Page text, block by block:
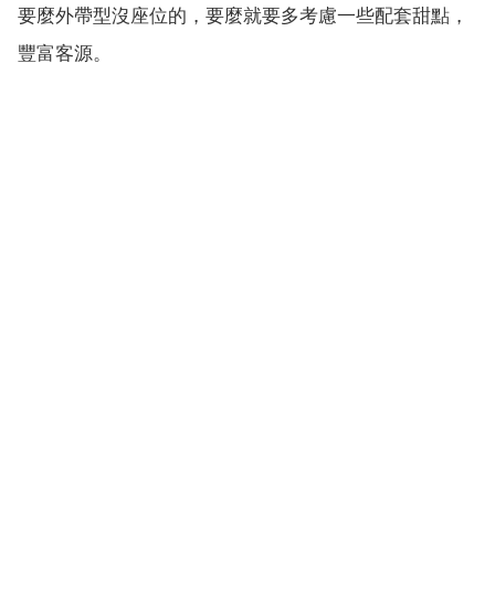
要麼外帶型沒座位的，要麼就要多考慮一些配套甜點，
豐富客源。